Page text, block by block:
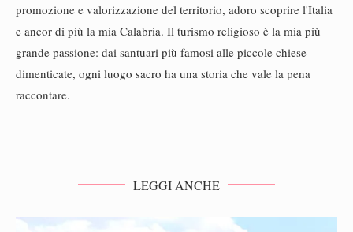
promozione e valorizzazione del territorio, adoro scoprire l'Italia
e ancor di più la mia Calabria. Il turismo religioso è la mia più
grande passione: dai santuari più famosi alle piccole chiese
dimenticate, ogni luogo sacro ha una storia che vale la pena
raccontare.
LEGGI ANCHE